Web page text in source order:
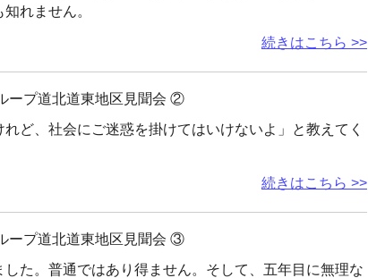
れません。
続きはこちら >>
ープ道北道東地区見聞会 ②
ど、社会にご迷惑を掛けてはいけないよ」と教えてく
続きはこちら >>
ープ道北道東地区見聞会 ③
た。普通ではあり得ません。そして、五年目に無理な